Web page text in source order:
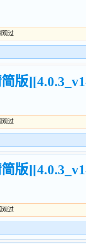
观过
版
观过
版
观过